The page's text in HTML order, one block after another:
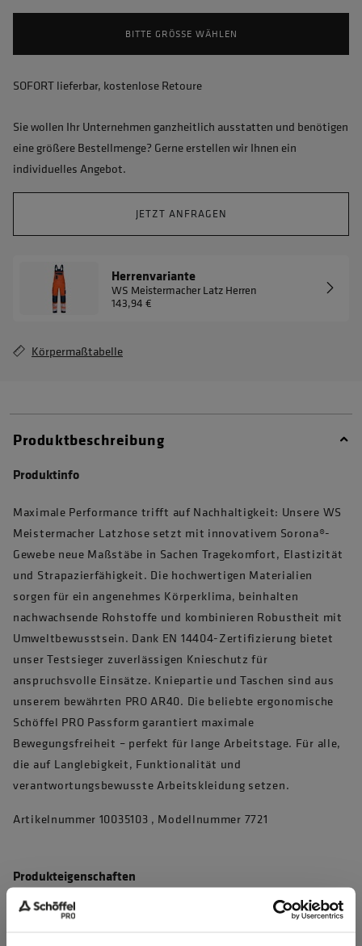
BITTE GRÖSSE WÄHLEN
SOFORT lieferbar, kostenlose Retoure
Sie wollen Ihr Unternehmen ganzheitlich ausstatten und benötigen
eine größere Bestellmenge? Gerne erstellen wir Ihnen ein
individuelles Angebot.
JETZT ANFRAGEN
Herrenvariante
WS Meistermacher Latz Herren
143,94 €
Körpermaßtabelle
Produktbeschreibung
Produktinfo
Maximale Performance trifft auf Nachhaltigkeit: Unsere WS
Meistermacher Latzhose setzt mit innovativem Sorona®-
Gewebe neue Maßstäbe in Sachen Tragekomfort, Elastizität
und Strapazierfähigkeit. Die hochwertigen Materialien
sorgen für ein angenehmes Körperklima, beinhalten
nachwachsende Rohstoffe und kombinieren Robustheit mit
Umweltbewusstsein. Dank EN 14404-Zertifizierung bietet
unser Testsieger zuverlässigen Knieschutz für
anspruchsvolle Einsätze. Kniepartie und Taschen sind aus
unserem bewährten PRO AR40. Die beliebte ergonomische
Schöffel PRO Passform garantiert maximale
Bewegungsfreiheit – perfekt für lange Arbeitstage. Für alle,
die auf Langlebigkeit, Funktionalität und
verantwortungsbewusste Arbeitskleidung setzen.
Artikelnummer 10035103 , Modellnummer 7721
Produkteigenschaften
4D Body Mapping für beste Performance